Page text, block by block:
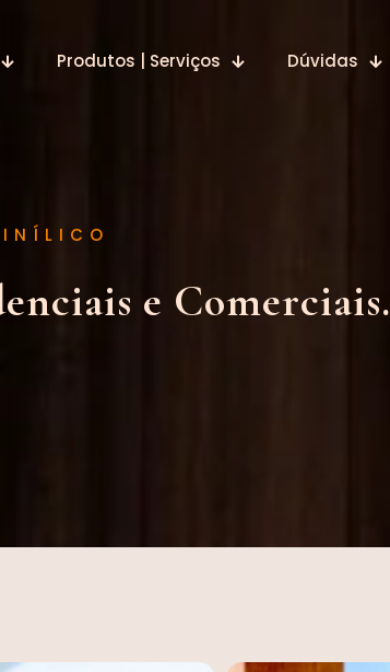
Produtos | Serviços Dúvidas
e Comerciais.